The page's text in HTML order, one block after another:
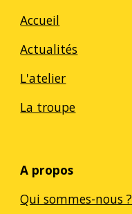
Accueil
Actualités
L'atelier
La troupe
A propos
Qui sommes-nous ?